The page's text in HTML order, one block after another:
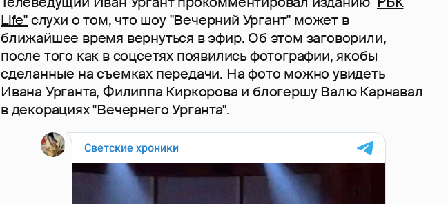
Life"слухи о том, что шоу "Вечерний Ургант" может в
ближайшее время вернуться в эфир. Об этом заговорили,
после того как в соцсетях появились фотографии, якобы
сделанные на съемках передачи. На фото можно увидеть
Ивана Урганта, Филиппа Киркорова и блогершу Валю Карнавал
в декорациях "Вечернего Урганта".